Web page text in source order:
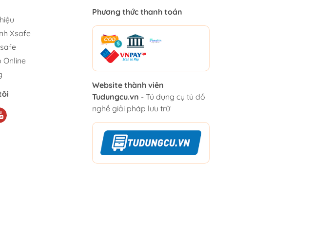
Xsafe
Online
Phương thức thanh toán
Website thành viên
Tudungcu.vn - Tủ dụng cụ tủ đồ
nghề giải pháp lưu trữ